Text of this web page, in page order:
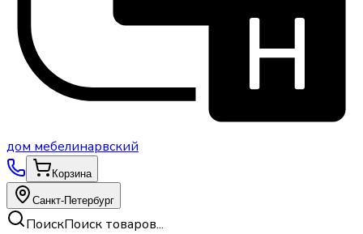
дом мебелинарвский
Корзина
Санкт-Петербург
ПоискПоиск товаров...